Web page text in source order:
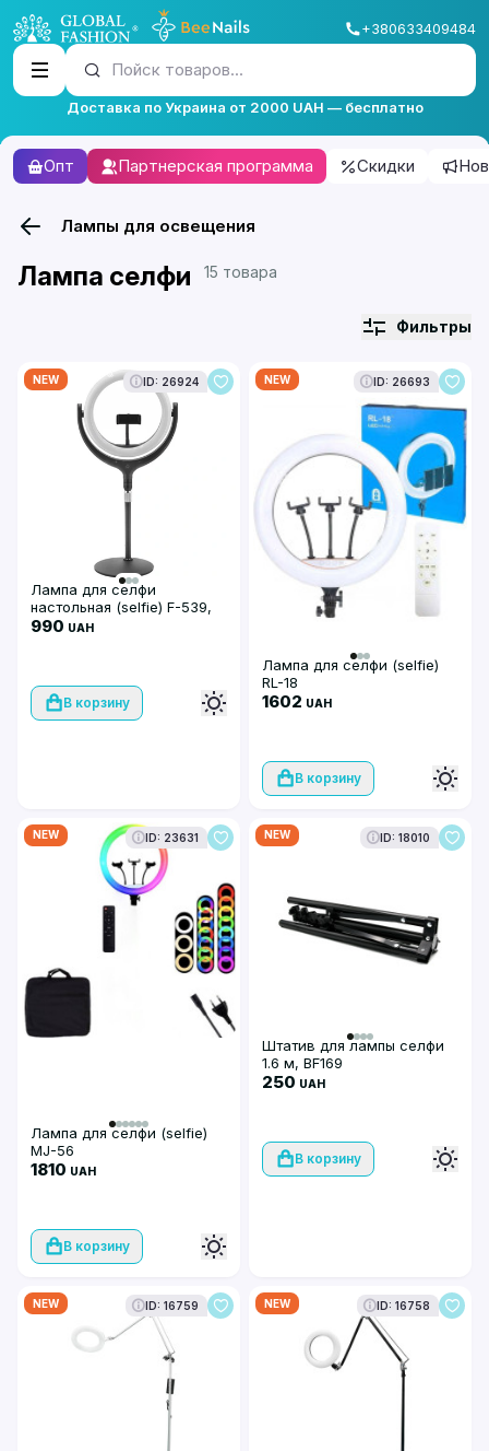
+380633409484
Пойск товаров...
Доставка по Украина от 2000 UAH — бесплатно
Опт Партнерская программа Скидки
Лампы для освещения
Лампа селфи 15 товара
Фильтры
NEW ID: 26924
Лампа для селфи
настольная (selfie) F-539,
черная
990 UAH
В корзину
NEW ID: 26693
Лампа для селфи (selfie)
RL-18
1602 UAH
В корзину
NEW ID: 23631
Лампа для селфи (selfie)
MJ-56
1810 UAH
В корзину
NEW ID: 18010
Штатив для лампы селфи
1.6 м, BF169
250 UAH
В корзину
NEW ID: 16759 NEW ID: 16758